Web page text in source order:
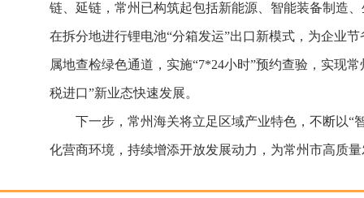
链、延链，常州已构筑起包括新能源、智能装备制造
在拆分地进行锂电池“分箱发运”出口新模式，为企业
属地查检绿色通道，实施“7*24小时”预约查验，实现
税进口”新业态快速发展。
下一步，常州海关将立足区域产业特色，不断以“
化营商环境，持续增添开放发展动力，为常州市高质